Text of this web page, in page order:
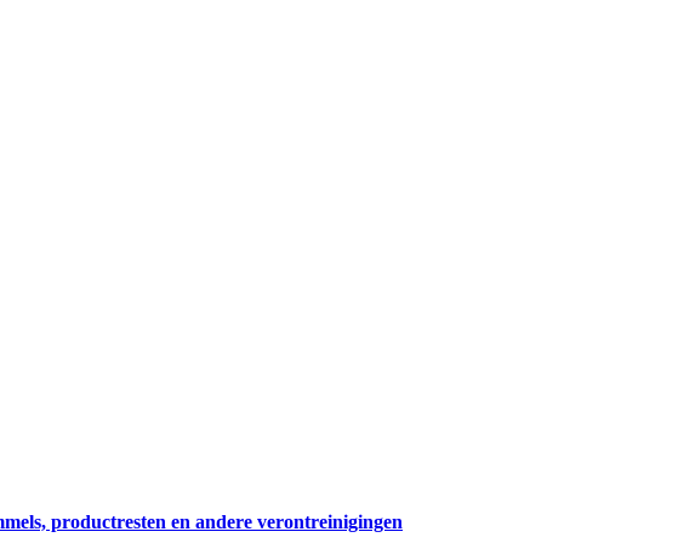
productresten en andere verontreinigingen